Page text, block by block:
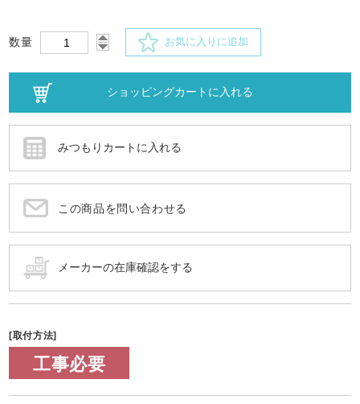
数量 お気に入りに追加
この商品を問い合わせる
[取付方法]
工事必要